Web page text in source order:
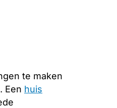
te maken
Een huis